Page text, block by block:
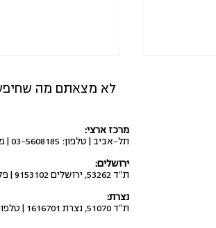
מתוכנית החומש
לא מצאתם מה
מרכז ארצי:
תל-אביב | טלפון: 03-5608185 | פקס: 03-5608165
ירושלים:
ת"ד 53262, ירושלים 9153102 | פקס: 02-6521219
נצרת:
ת"ד 51070, נצרת 1616701 | טלפון: 04-8526333/4/5, פקס: 04-8526331